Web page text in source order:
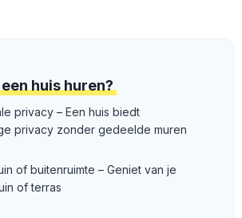
huis huren?
privacy – Een huis biedt
privacy zonder gedeelde muren
of buitenruimte – Geniet van je
of terras